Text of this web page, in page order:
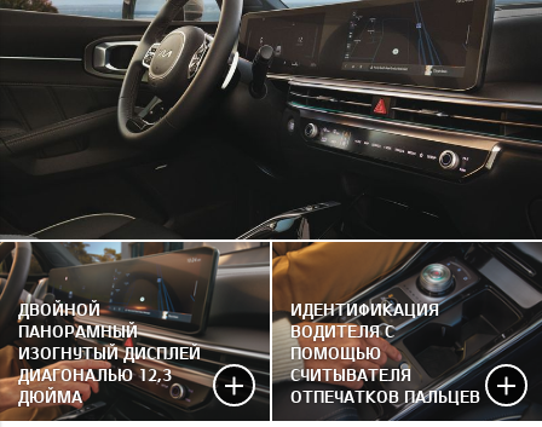
ДВОЙНОЙ
ПАНОРАМНЫЙ
ИЗОГНУТЫЙ ДИСПЛЕЙ
ДИАГОНАЛЬЮ 12,3
ДЮЙМА
ИДЕНТИФИКАЦИЯ
ВОДИТЕЛЯ С
ПОМОЩЬЮ
СЧИТЫВАТЕЛЯ
ОТПЕЧАТКОВ ПАЛЬЦЕВ